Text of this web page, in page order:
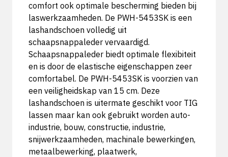
comfort ook optimale bescherming bieden bij
laswerkzaamheden. De PWH-5453SK is een
lashandschoen volledig uit
schaapsnappaleder vervaardigd.
Schaapsnappaleder biedt optimale flexibiteit
en is door de elastische eigenschappen zeer
comfortabel. De PWH-5453SK is voorzien van
een veiligheidskap van 15 cm. Deze
lashandschoen is uitermate geschikt voor TIG
lassen maar kan ook gebruikt worden auto-
industrie, bouw, constructie, industrie,
snijwerkzaamheden, machinale bewerkingen,
metaalbewerking, plaatwerk,